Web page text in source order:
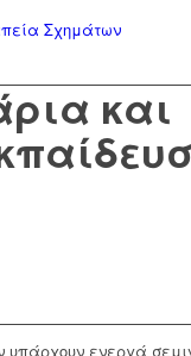
Σχημάτων
και
υπάρχουν ενεργά